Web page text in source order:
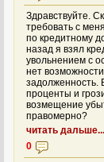
Здравствуйте.
требовать с
по кредитному
назад я взял
увольнением с
нет
задолженность.
проценты и
возмещение
правомерно?
читать дальше...
0